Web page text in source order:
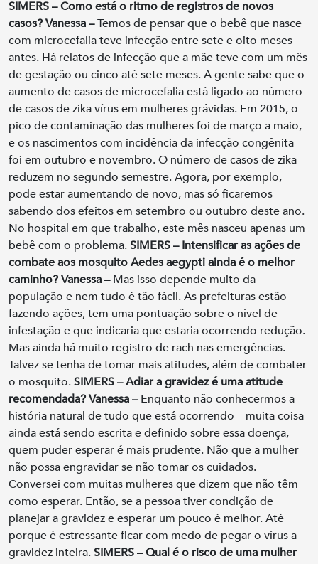
SIMERS – Como está o ritmo de registros de novos
casos?Vanessa –Temos de pensar que o bebê que nasce
com microcefalia teve infecção entre sete e oito meses
antes. Há relatos de infecção que a mãe teve com um mês
de gestação ou cinco até sete meses. A gente sabe que o
aumento de casos de microcefalia está ligado ao número
de casos de zika vírus em mulheres grávidas. Em 2015, o
pico de contaminação das mulheres foi de março a maio,
e os nascimentos com incidência da infecção congênita
foi em outubro e novembro. O número de casos de zika
reduzem no segundo semestre. Agora, por exemplo,
pode estar aumentando de novo, mas só ficaremos
sabendo dos efeitos em setembro ou outubro deste ano.
No hospital em que trabalho, este mês nasceu apenas um
bebê com o problema.SIMERS – Intensificar as ações de
combate aos mosquito Aedes aegypti ainda é o melhor
caminho?Vanessa –Mas isso depende muito da
população e nem tudo é tão fácil. As prefeituras estão
fazendo ações, tem uma pontuação sobre o nível de
infestação e que indicaria que estaria ocorrendo redução.
Mas ainda há muito registro de rach nas emergências.
Talvez se tenha de tomar mais atitudes, além de combater
o mosquito.SIMERS –Adiar a gravidez é uma atitude
recomendada?Vanessa –Enquanto não conhecermos a
história natural de tudo que está ocorrendo – muita coisa
ainda está sendo escrita e definido sobre essa doença,
quem puder esperar é mais prudente. Não que a mulher
não possa engravidar se não tomar os cuidados.
Conversei com muitas mulheres que dizem que não têm
como esperar. Então, se a pessoa tiver condição de
planejar a gravidez e esperar um pouco é melhor. Até
porque é estressante ficar com medo de pegar o vírus a
gravidez inteira.SIMERS – Qual é o risco de uma mulher